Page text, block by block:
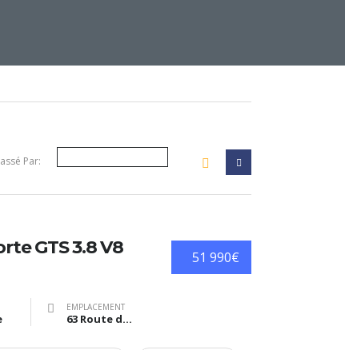
Par:
51 990€
GTS 3.8 V8
EMPLACEMENT
63 Route de Bazas, Langon, France